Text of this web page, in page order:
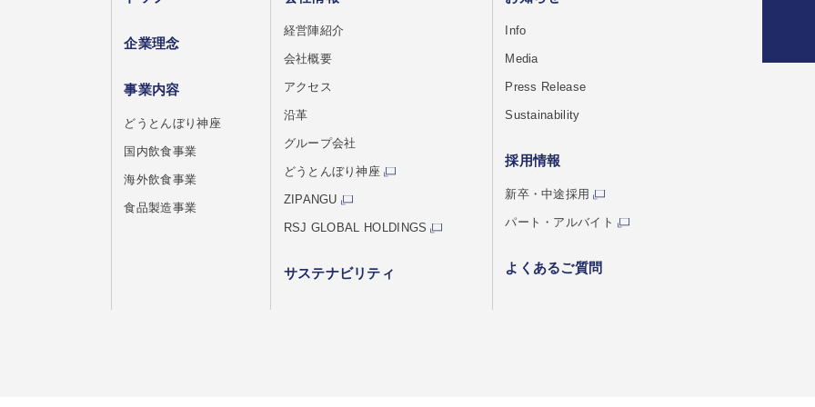
企業理念
事業内容
どうとんぼり神座
国内飲食事業
海外飲食事業
食品製造事業
経営陣紹介
会社概要
アクセス
沿革
グループ会社
どうとんぼり神座
ZIPANGU
RSJ GLOBAL HOLDINGS
サステナビリティ
Info
Media
Press Release
Sustainability
採用情報
新卒・中途採用
パート・アルバイト
よくあるご質問